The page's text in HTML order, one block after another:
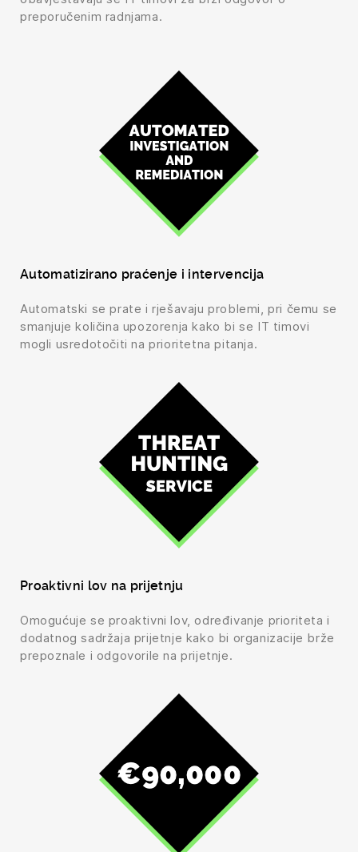
preporučenim radnjama.
Automatizirano praćenje i intervencija
Automatski se prate i rješavaju problemi, pri čemu se
smanjuje količina upozorenja kako bi se IT timovi
mogli usredotočiti na prioritetna pitanja.
Proaktivni lov na prijetnju
Omogućuje se proaktivni lov, određivanje prioriteta i
dodatnog sadržaja prijetnje kako bi organizacije brže
prepoznale i odgovorile na prijetnje.